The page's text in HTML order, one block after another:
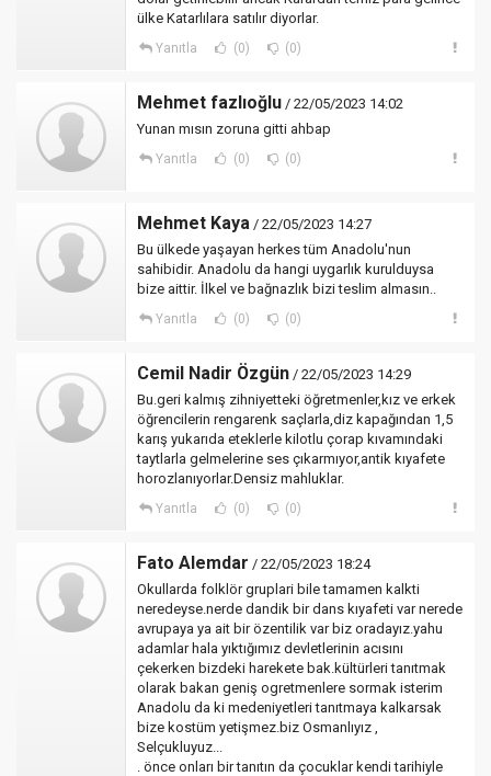
ülke Katarlılara satılır diyorlar.
Yanıtla (0) (0)
Mehmet fazlıoğlu / 22/05/2023 14:02
Yunan mısın zoruna gitti ahbap
Yanıtla (0) (0)
Mehmet Kaya / 22/05/2023 14:27
Bu ülkede yaşayan herkes tüm Anadolu'nun
sahibidir. Anadolu da hangi uygarlık kurulduysa
bize aittir. İlkel ve bağnazlık bizi teslim almasın..
Yanıtla (0) (0)
Cemil Nadir Özgün / 22/05/2023 14:29
Bu.geri kalmış zihniyetteki öğretmenler,kız ve erkek
öğrencilerin rengarenk saçlarla,diz kapağından 1,5
karış yukarıda eteklerle kilotlu çorap kıvamındaki
taytlarla gelmelerine ses çıkarmıyor,antik kıyafete
horozlanıyorlar.Densiz mahluklar.
Yanıtla (0) (0)
Fato Alemdar / 22/05/2023 18:24
Okullarda folklör gruplari bile tamamen kalkti
neredeyse.nerde dandik bir dans kıyafeti var nerede
avrupaya ya ait bir özentilik var biz oradayız.yahu
adamlar hala yıktığımız devletlerinin acısını
çekerken bizdeki harekete bak.kültürleri tanıtmak
olarak bakan geniş ogretmenlere sormak isterim
Anadolu da ki medeniyetleri tanıtmaya kalkarsak
bize kostüm yetişmez.biz Osmanlıyız ,
Selçukluyuz...
. önce onları bir tanıtın da çocuklar kendi tarihiyle